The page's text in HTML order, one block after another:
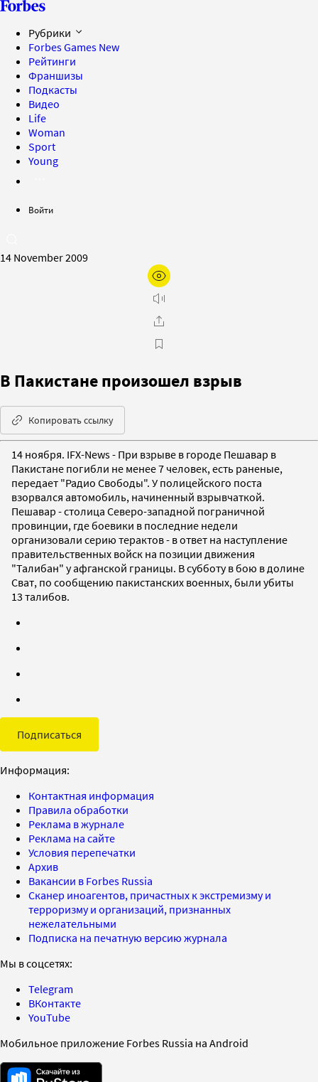
Рубрики
Forbes Games New
Рейтинги
Франшизы
Подкасты
Видео
Life
Woman
Sport
Young
Войти
14 November 2009
В Пакистане произошел взрыв
Копировать ссылку
14 ноября. IFX-News - При взрыве в городе Пешавар в
Пакистане погибли не менее 7 человек, есть раненые,
передает "Радио Свободы". У полицейского поста
взорвался автомобиль, начиненный взрывчаткой.
Пешавар - столица Северо-западной пограничной
провинции, где боевики в последние недели
организовали серию терактов - в ответ на наступление
правительственных войск на позиции движения
"Талибан" у афганской границы. В субботу в бою в долине
Сват, по сообщению пакистанских военных, были убиты
13 талибов.
Подписаться
Информация:
Контактная информация
Правила обработки
Реклама в журнале
Реклама на сайте
Условия перепечатки
Архив
Вакансии в Forbes Russia
Сканер иноагентов, причастных к экстремизму и
терроризму и организаций, признанных
нежелательными
Подписка на печатную версию журнала
Мы в соцсетях:
Telegram
ВКонтакте
YouTube
Мобильное приложение Forbes Russia на Android